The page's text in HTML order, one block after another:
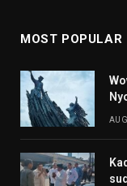
MOST POPULAR